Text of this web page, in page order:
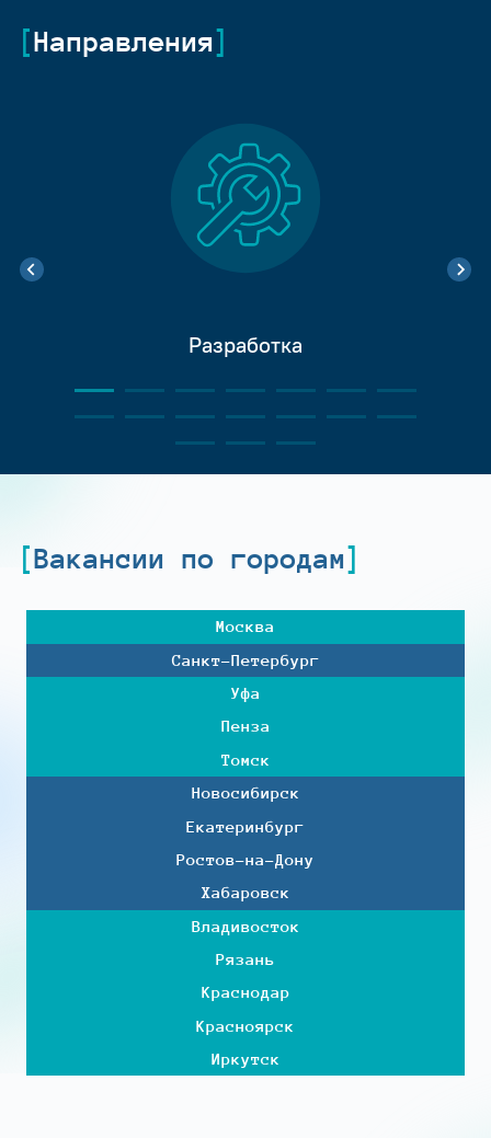
Направления
Разработка
Вакансии по городам
Москва
Санкт-Петербург
Уфа
Пенза
Томск
Новосибирск
Екатеринбург
Ростов-на-Дону
Хабаровск
Владивосток
Рязань
Краснодар
Красноярск
Иркутск